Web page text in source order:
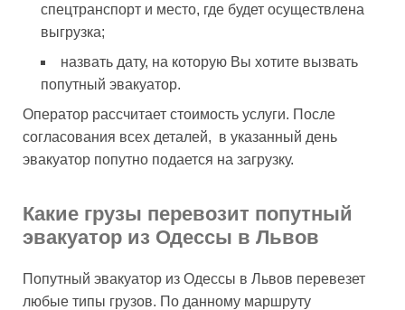
спецтранспорт и место, где будет осуществлена
выгрузка;
назвать дату, на которую Вы хотите вызвать
попутный эвакуатор.
Оператор рассчитает стоимость услуги. После
согласования всех деталей, в указанный день
эвакуатор попутно подается на загрузку.
Какие грузы перевозит попутный
эвакуатор из Одессы в Львов
Попутный эвакуатор из Одессы в Львов перевезет
любые типы грузов. По данному маршруту